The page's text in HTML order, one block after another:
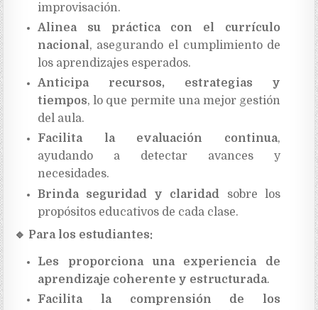
improvisación.
Alinea su práctica con el currículo
nacional, asegurando el cumplimiento de
los aprendizajes esperados.
Anticipa recursos, estrategias y
tiempos, lo que permite una mejor gestión
del aula.
Facilita la evaluación continua,
ayudando a detectar avances y
necesidades.
Brinda seguridad y claridad sobre los
propósitos educativos de cada clase.
🔹 Para los estudiantes:
Les proporciona una experiencia de
aprendizaje coherente y estructurada.
Facilita la comprensión de los